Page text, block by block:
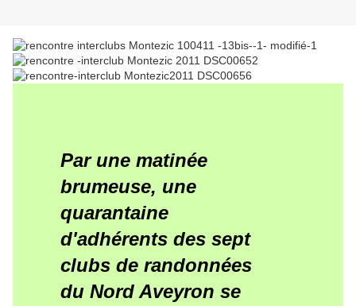
Par une matinée
brumeuse, une
quarantaine
d'adhérents des sept
clubs de randonnées
du Nord Aveyron se